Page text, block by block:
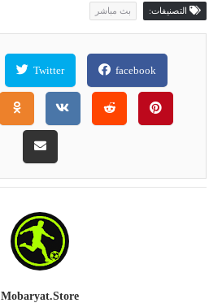
التصنيفات: بث مباشر
facebook
Twitter
Mobaryat.store